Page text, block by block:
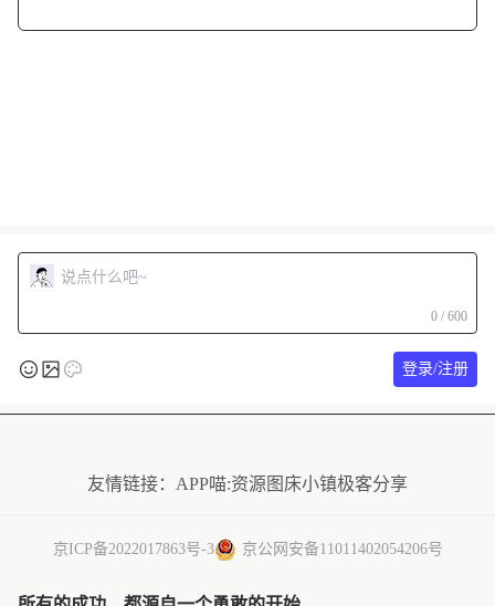
0 / 600
登录/注册
友情链接： APP喵:资源 图床小镇极客分享
京ICP备2022017863号-3 京公网安备11011402054206号